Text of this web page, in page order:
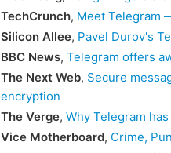
TechCrunch, Meet Telegram
Silicon Allee, Pavel Durov's
BBC News, Telegram offers
The Next Web, Secure
encryption
The Verge, Why Telegram
Vice Motherboard, Crime,